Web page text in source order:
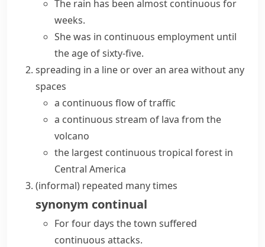
The rain has been almost continuous for
weeks.
She was in continuous employment until
the age of sixty-five.
spreading in a line or over an area without any
spaces
a continuous flow of traffic
a continuous stream of lava from the
volcano
the largest continuous tropical forest in
Central America
(informal) repeated many times
synonym continual
For four days the town suffered
continuous attacks.